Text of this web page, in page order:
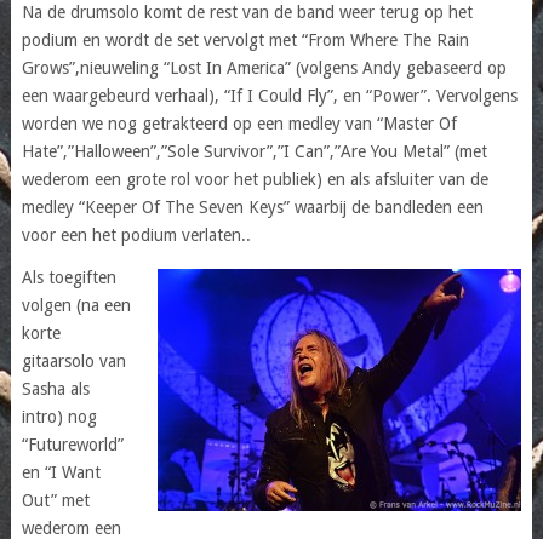
Na de drumsolo komt de rest van de band weer terug op het
podium en wordt de set vervolgt met “From Where The Rain
Grows”,nieuweling “Lost In America” (volgens Andy gebaseerd op
een waargebeurd verhaal), “If I Could Fly”, en “Power”. Vervolgens
worden we nog getrakteerd op een medley van “Master Of
Hate”,”Halloween”,”Sole Survivor”,”I Can”,”Are You Metal” (met
wederom een grote rol voor het publiek) en als afsluiter van de
medley “Keeper Of The Seven Keys” waarbij de bandleden een
voor een het podium verlaten..
Als toegiften
volgen (na een
korte
gitaarsolo van
Sasha als
intro) nog
“Futureworld”
en “I Want
Out” met
wederom een